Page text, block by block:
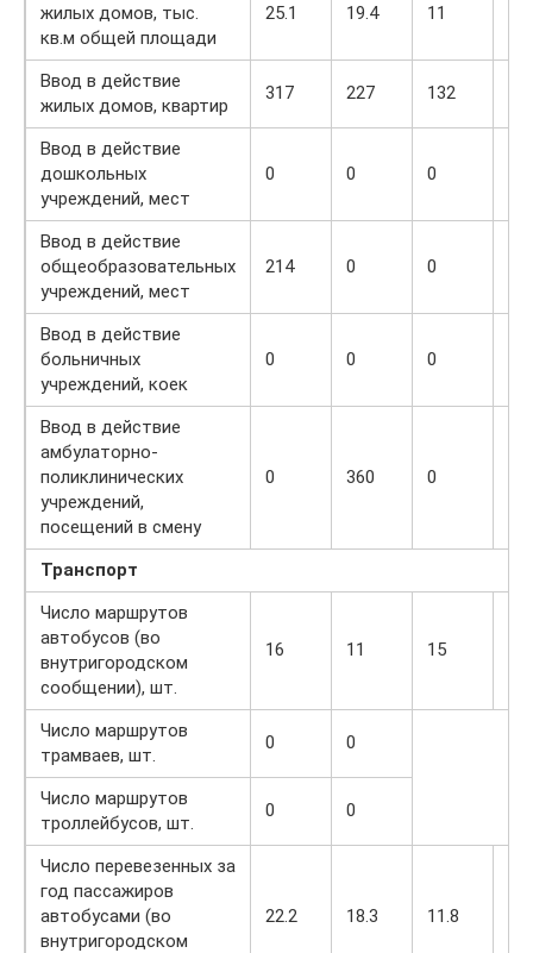
жилых домов, тыс.
кв.м общей площади
25.1 19.4 11
Ввод в действие
жилых домов, квартир
317 227 132
Ввод в действие
дошкольных
учреждений, мест
0 0 0
Ввод в действие
общеобразовательных
учреждений, мест
214 0 0
Ввод в действие
больничных
учреждений, коек
0 0 0
Ввод в действие
амбулаторно-
поликлинических
учреждений,
посещений в смену
0 360 0
Транспорт
Число маршрутов
автобусов (во
внутригородском
сообщении), шт.
16 11 15
Число маршрутов
трамваев, шт.
0 0
Число маршрутов
троллейбусов, шт.
0 0
Число перевезенных за
год пассажиров
автобусами (во
внутригородском
22.2 18.3 11.8